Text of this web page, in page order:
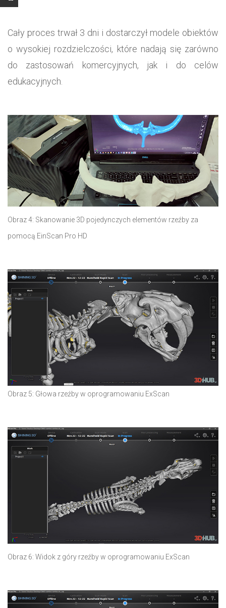
Cały proces trwał 3 dni i dostarczył modele obiektów
o wysokiej rozdzielczości, które nadają się zarówno
do zastosowań komercyjnych, jak i do celów
edukacyjnych.
Obraz 4: Skanowanie 3D pojedynczych elementów rzeźby za
pomocą EinScan Pro HD
Obraz 5: Głowa rzeźby w oprogramowaniu ExScan
Obraz 6: Widok z góry rzeźby w oprogramowaniu ExScan